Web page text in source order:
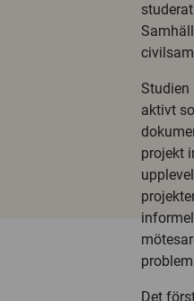
Studien
aktivt
projekt
Det